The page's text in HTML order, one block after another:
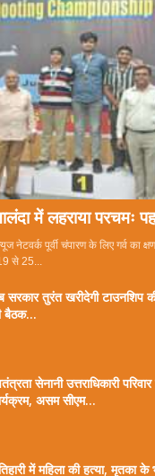
में लहराया परचमः
नेटवर्क पूर्वी चंपारण के लिए गर्व का
19 से 25...
सरकार तुरंत खरीदेगी टाउनशिप
बैठक...
सेनानी उत्तराधिकारी
असम सीएम...
में महिला की हत्या, मृतका